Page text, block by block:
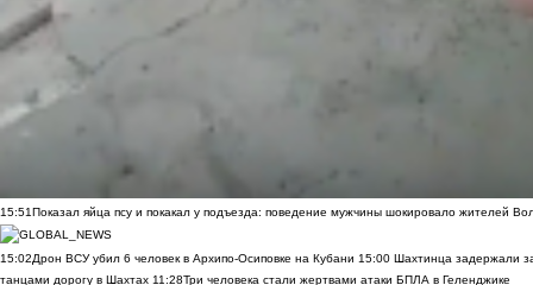
15:51Показал яйца псу и покакал у подъезда: поведение мужчины шокировало жителей
15:02Дрон ВСУ убил 6 человек в Архипо-Осиповке на Кубани 15:00 Шахтинца задержали
танцами дорогу в Шахтах 11:28Три человека стали жертвами атаки БПЛА в Геленджике